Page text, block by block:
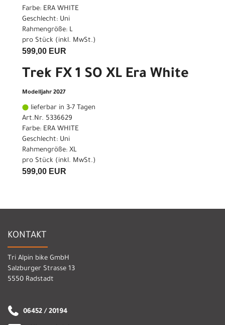
Farbe: ERA WHITE
Geschlecht: Uni
Rahmengröße: L
pro Stück (inkl. MwSt.)
599,00 EUR
Trek FX 1 SO XL Era White
Modelljahr 2027
lieferbar in 3-7 Tagen
Art.Nr. 5336629
Farbe: ERA WHITE
Geschlecht: Uni
Rahmengröße: XL
pro Stück (inkl. MwSt.)
599,00 EUR
KONTAKT
Tri Alpin bike GmbH
Salzburger Strasse 13
5550 Radstadt
06452 / 20194